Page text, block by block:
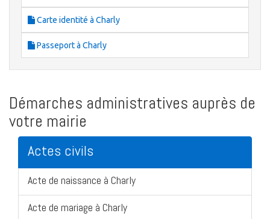
Carte identité à Charly
Passeport à Charly
Démarches administratives auprès de
votre mairie
Actes civils
Acte de naissance à Charly
Acte de mariage à Charly